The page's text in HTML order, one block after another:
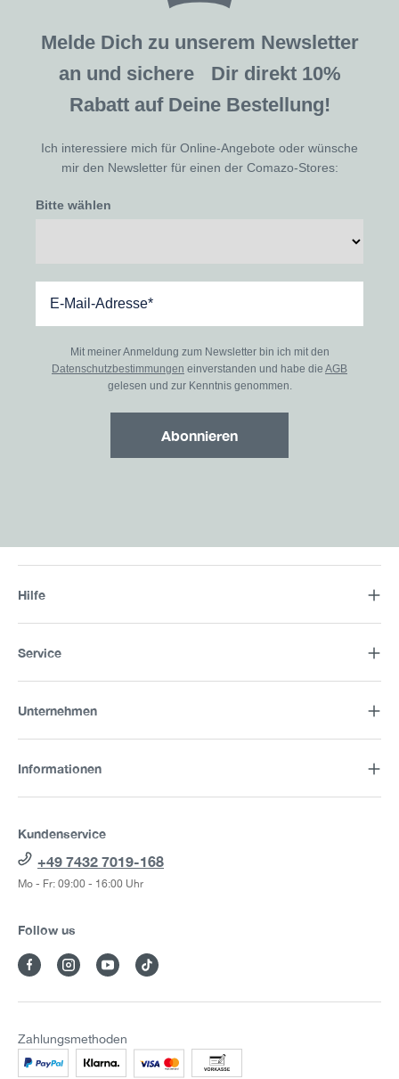
Melde Dich zu unserem Newsletter
an und sichere Dir direkt 10%
Rabatt auf Deine Bestellung!
Ich interessiere mich für Online-Angebote oder wünsche
mir den Newsletter für einen der Comazo-Stores:
Bitte wählen
Mit meiner Anmeldung zum Newsletter bin ich mit den
Datenschutzbestimmungen einverstanden und habe die AGB
gelesen und zur Kenntnis genommen.
Abonnieren
Hilfe
Service
Unternehmen
Informationen
Kundenservice
+49 7432 7019-168
Mo - Fr: 09:00 - 16:00 Uhr
Follow us
Zahlungsmethoden